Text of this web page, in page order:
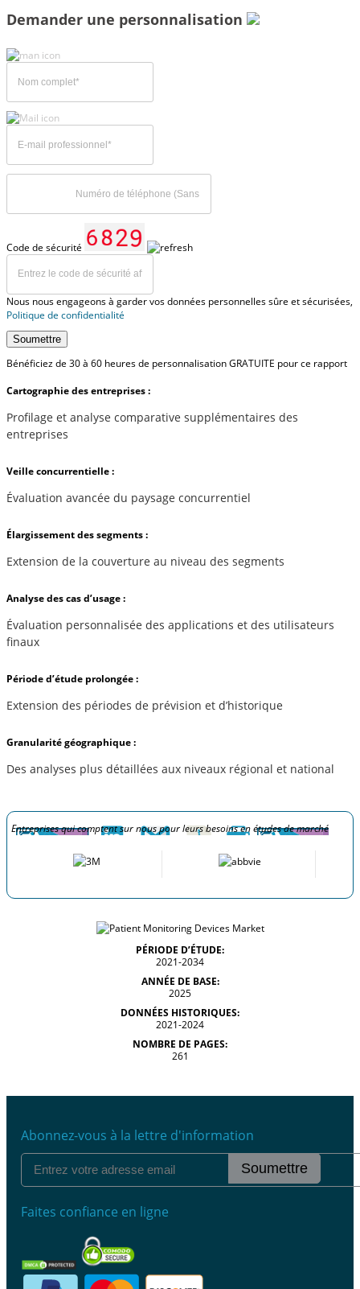
Demander une personnalisation
Code de sécurité
Nous nous engageons à garder vos données personnelles sûre et sécurisées,
Politique de confidentialité
Soumettre
Bénéficiez de 30 à 60 heures de personnalisation GRATUITE pour ce rapport
Cartographie des entreprises :
Profilage et analyse comparative supplémentaires des
entreprises
Veille concurrentielle :
Évaluation avancée du paysage concurrentiel
Élargissement des segments :
Extension de la couverture au niveau des segments
Analyse des cas d’usage :
Évaluation personnalisée des applications et des utilisateurs
finaux
Période d’étude prolongée :
Extension des périodes de prévision et d’historique
Granularité géographique :
Des analyses plus détaillées aux niveaux régional et national
Entreprises qui comptent sur nous pour leurs besoins en études de marché
PÉRIODE D’ÉTUDE:
2021-2034
ANNÉE DE BASE:
2025
DONNÉES HISTORIQUES:
2021-2024
NOMBRE DE PAGES:
261
Abonnez-vous à la lettre d'information
Soumettre
Faites confiance en ligne